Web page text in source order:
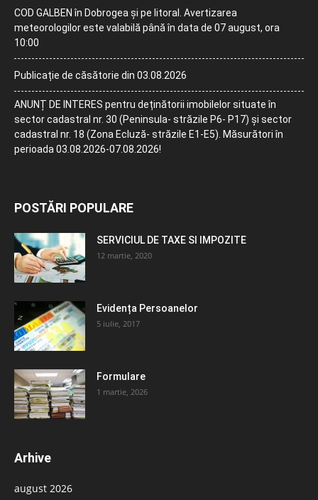
COD GALBEN în Dobrogea și pe litoral. Avertizarea
meteorologilor este valabilă până în data de 07 august, ora
10:00
Publicație de căsătorie din 03.08.2026
ANUNȚ DE INTERES pentru deținătorii imobilelor situate în
sector cadastral nr. 30 (Peninsula- străzile P6- P17) și sector
cadastral nr. 18 (Zona Ecluză- străzile E1-E5). Măsurători în
perioada 03.08.2026-07.08.2026!
POSTĂRI POPULARE
SERVICIUL DE TAXE SI IMPOZITE
12 martie, 2020
Evidența Persoanelor
5 iulie, 2017
Formulare
1 martie, 2026
Arhive
august 2026